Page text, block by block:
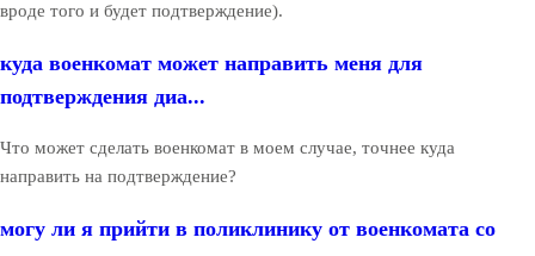
вроде того и будет подтверждение).
куда военкомат может направить меня для
подтверждения диа...
Что может сделать военкомат в моем случае, точнее куда
направить на подтверждение?
могу ли я прийти в поликлинику от военкомата со